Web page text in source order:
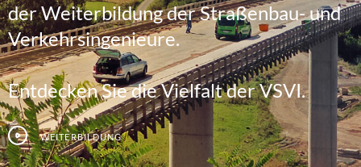
der Weiterbildung der Straßenbau- und
Verkehrsingenieure.
Entdecken Sie die Vielfalt der VSVI.
Weiterbildung